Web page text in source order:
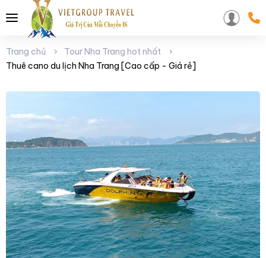
Trang chủ
Tour Nha Trang hot nhất
Thuê cano du lịch Nha Trang [Cao cấp - Giá rẻ]